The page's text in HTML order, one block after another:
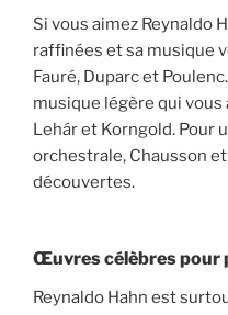
Si vous aimez Reynaldo
raffinées et sa musique
Fauré, Duparc et
musique légère qui
Lehár et Korngold. Pour
orchestrale, Chausson
découvertes.
Œuvres célèbres pour
Reynaldo Hahn est